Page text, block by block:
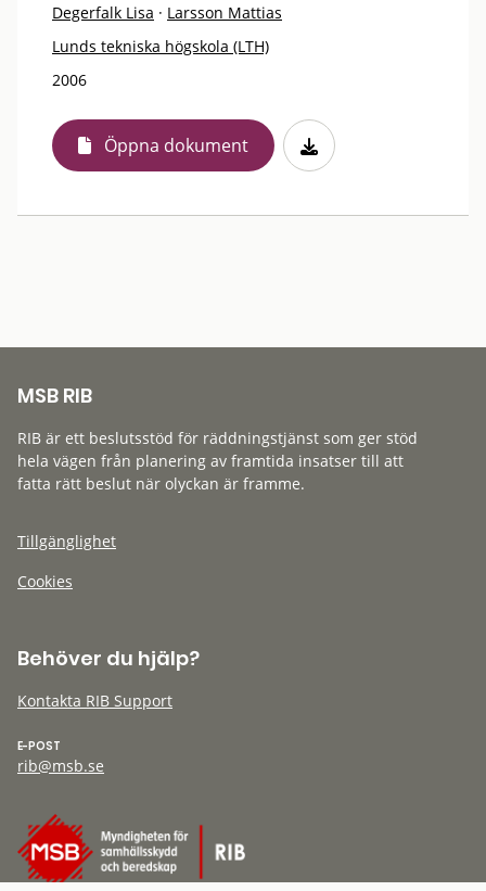
Degerfalk Lisa · Larsson Mattias
Lunds tekniska högskola (LTH)
2006
Öppna dokument
MSB RIB
RIB är ett beslutsstöd för räddningstjänst som ger stöd
hela vägen från planering av framtida insatser till att
fatta rätt beslut när olyckan är framme.
Tillgänglighet
Cookies
Behöver du hjälp?
Kontakta RIB Support
E-POST
rib@msb.se